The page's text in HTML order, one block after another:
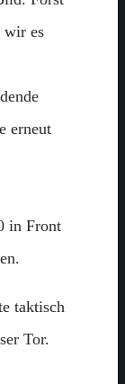
wir es
erneut
in Front
taktisch
Tor.